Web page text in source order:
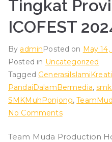
Tingkat
ICOFEST
By adminPosted on May
Posted in Uncategorized
Tagged
PandaiDalamBermedia,
SMKMuhPonjong,
No Commentson
Muda
Team Muda Production